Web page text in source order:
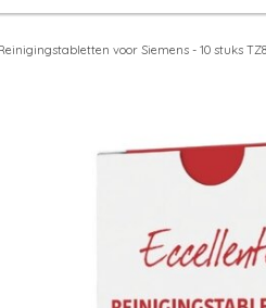
Reinigingstabletten voor Siemens - 10 stuks